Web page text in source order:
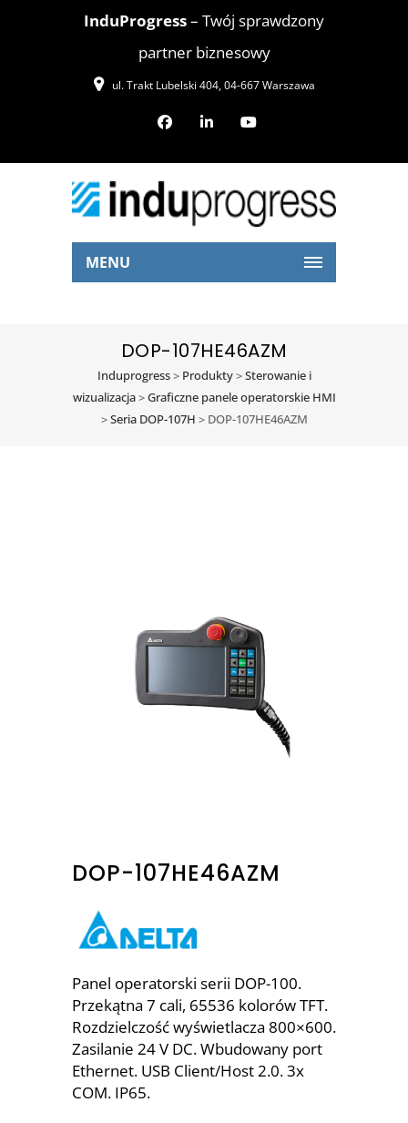
InduProgress– Twój sprawdzony
partner biznesowy
ul. Trakt Lubelski 404, 04-667 Warszawa
MENU
DOP-107HE46AZM
Induprogress> Produkty>Sterowanie i
wizualizacja>Graficzne panele operatorskie HMI
>Seria DOP-107H > DOP-107HE46AZM
DOP-107HE46AZM
Panel operatorski serii DOP-100.
Przekątna 7 cali, 65536 kolorów TFT.
Rozdzielczość wyświetlacza 800×600.
Zasilanie 24 V DC. Wbudowany port
Ethernet. USB Client/Host 2.0. 3x
COM. IP65.